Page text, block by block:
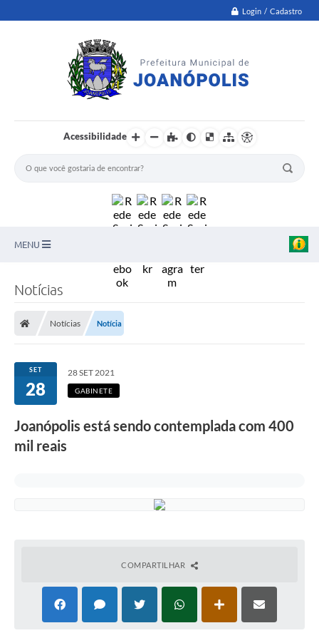
Login / Cadastro
Acessibilidade
MENU
Transparência
Editais
Diário Oficial
Conselhos
Carta de Serviços
Notícias
Notícias Notícia
SET
28
28 SET 2021
GABINETE
Joanópolis está sendo contemplada com 400
mil reais
COMPARTILHAR